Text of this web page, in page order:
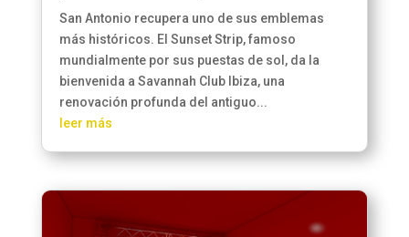
San Antonio recupera uno de sus emblemas
más históricos. El Sunset Strip, famoso
mundialmente por sus puestas de sol, da la
bienvenida a Savannah Club Ibiza, una
renovación profunda del antiguo...
leer más